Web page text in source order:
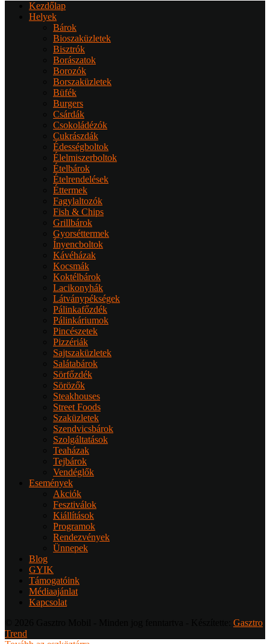
Kezdőlap
Helyek
Bárok
Bioszaküzletek
Bisztrók
Borászatok
Borozók
Borszaküzletek
Büfék
Burgers
Csárdák
Csokoládézók
Cukrászdák
Édességboltok
Élelmiszerboltok
Ételbárok
Ételrendelések
Éttermek
Fagylaltozók
Fish & Chips
Grillbárok
Gyorséttermek
Ínyencboltok
Kávéházak
Kocsmák
Koktélbárok
Lacikonyhák
Látványpékségek
Pálinkafőzdék
Pálinkáriumok
Pincészetek
Pizzériák
Sajtszaküzletek
Salátabárok
Sörfőzdék
Sörözők
Steakhouses
Street Foods
Szaküzletek
Szendvicsbárok
Szolgáltatások
Teaházak
Tejbárok
Vendéglők
Események
Akciók
Fesztiválok
Kiállítások
Programok
Rendezvények
Ünnepek
Blog
GYIK
Támogatóink
Médiaajánlat
Kapcsolat
Gasztro
Trend